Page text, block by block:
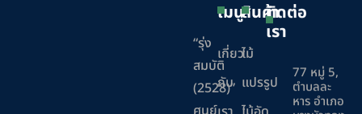
“รุ่ง
สมบัติ
(2528)”
เมนู
เกี่ยว
กับ
สินค้า
ไม้
แปรรูป
ติดต่อ
เรา
77 หมู่ 5,
ตำบลละ
หาร อำเภอ